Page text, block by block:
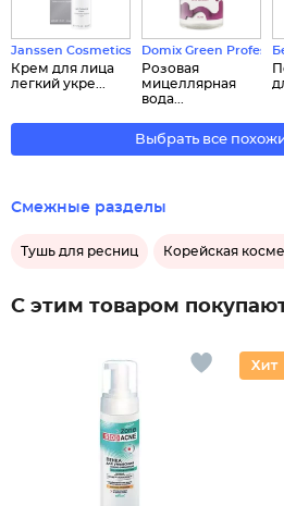
Janssen Cosmetics
Крем для лица
легкий укре...
Domix Green
Розовая
мицеллярная
вода...
Выбрать все
Смежные разделы
Тушь для ресниц Корейская
С этим товаром